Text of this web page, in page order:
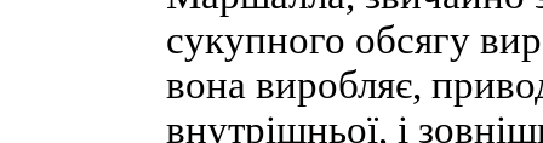
сукупного обсягу
вона виробляє,
внутрішньої, і